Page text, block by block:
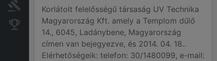
Bírósági eljárások
Konkurens cégek
Korlátolt felelősségű társaság UV Technika
Magyarország Kft. amely a Templom dűlő
14., 6045, Ladánybene, Magyarország
címen van bejegyezve, és 2014. 04. 18..
Elérhetőségeik: telefon: 30/1480099, e-mail: